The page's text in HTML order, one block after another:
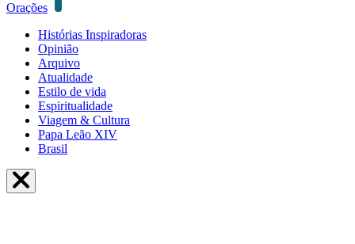
Orações
Histórias Inspiradoras
Opinião
Arquivo
Atualidade
Estilo de vida
Espiritualidade
Viagem & Cultura
Papa Leão XIV
Brasil